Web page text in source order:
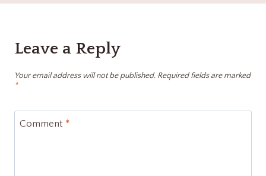
Leave a Reply
Your email address will not be published. Required fields are marked
*
Comment *